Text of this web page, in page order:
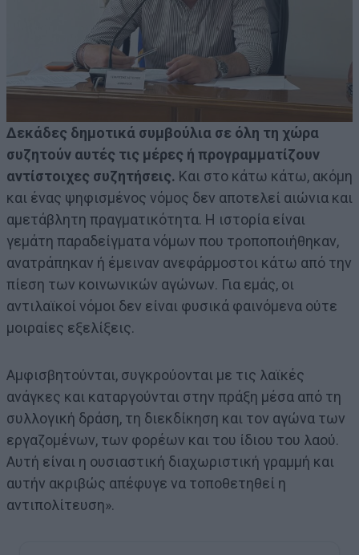
Δεκάδες δημοτικά συμβούλια σε όλη τη χώρα
συζητούν αυτές τις μέρες ή προγραμματίζουν
αντίστοιχες συζητήσεις. Και στο κάτω κάτω, ακόμη
και ένας ψηφισμένος νόμος δεν αποτελεί αιώνια και
αμετάβλητη πραγματικότητα. Η ιστορία είναι
γεμάτη παραδείγματα νόμων που τροποποιήθηκαν,
ανατράπηκαν ή έμειναν ανεφάρμοστοι κάτω από την
πίεση των κοινωνικών αγώνων. Για εμάς, οι
αντιλαϊκοί νόμοι δεν είναι φυσικά φαινόμενα ούτε
μοιραίες εξελίξεις.
Αμφισβητούνται, συγκρούονται με τις λαϊκές
ανάγκες και καταργούνται στην πράξη μέσα από τη
συλλογική δράση, τη διεκδίκηση και τον αγώνα των
εργαζομένων, των φορέων και του ίδιου του λαού.
Αυτή είναι η ουσιαστική διαχωριστική γραμμή και
αυτήν ακριβώς απέφυγε να τοποθετηθεί η
αντιπολίτευση».